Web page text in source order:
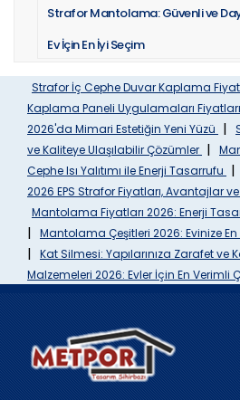
Strafor Mantolama: Güvenli ve
Ev İçin En İyi Seçim
Strafor İç Cephe Duvar Kaplama
Kaplama Paneli Uygulamaları Fiyatları
2026'da Mimari Estetiğin Yeni Yüzü |
ve Kaliteye Ulaşılabilir Çözümler |
Cephe Isı Yalıtımı ile Enerji Tasarrufu |
2026 EPS Strafor Fiyatları, Avantajlar
Mantolama Fiyatları 2026: Enerji
| Mantolama Çeşitleri 2026: Evinize
| Kat Silmesi: Yapılarınıza Zarafet ve
Malzemeleri 2026: Evler İçin En Verimli